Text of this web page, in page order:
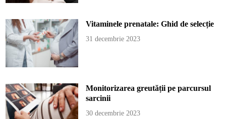
Vitaminele prenatale: Ghid de selecție
31 decembrie 2023
Monitorizarea greutății pe parcursul
sarcinii
30 decembrie 2023